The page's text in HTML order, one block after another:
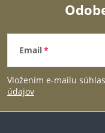
Z
á
p
Email
Vložením e-mailu
údajov